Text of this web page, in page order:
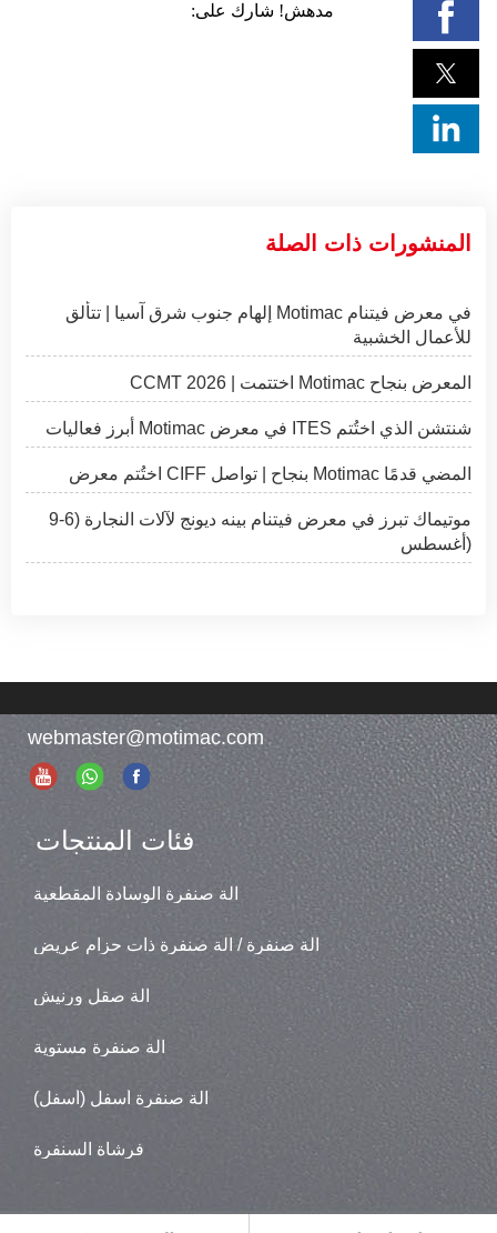
مدهش! شارك على:
المنشورات ذات الصلة
إلهام جنوب شرق آسيا | تتألق Motimac في معرض فيتنام
للأعمال الخشبية
CCMT 2026 | اختتمت Motimac المعرض بنجاح
أبرز فعاليات Motimac في معرض ITES شنتشن الذي اختُتم
اختُتم معرض CIFF بنجاح | تواصل Motimac المضي قدمًا
موتيماك تبرز في معرض فيتنام بينه ديونج لآلات النجارة (6-9
أغسطس)
webmaster@motimac.com
فئات المنتجات
آلة صنفرة الوسادة المقطعية
آلة صنفرة / آلة صنفرة ذات حزام عريض
آلة صقل ورنيش
آلة صنفرة مستوية
آلة صنفرة أسفل (أسفل)
فرشاة السنفرة